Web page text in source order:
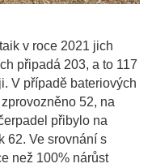
v roce 2021 jich
připadá 203, a to 117
V případě bateriových
52, na
přibylo na
62. Ve srovnání s
než 100% nárůst